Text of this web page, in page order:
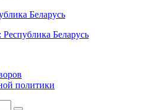
Беларусь
Беларусь
политики